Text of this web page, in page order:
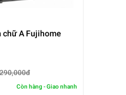
chữ A Fujihome
Còn hàng - Giao nhanh